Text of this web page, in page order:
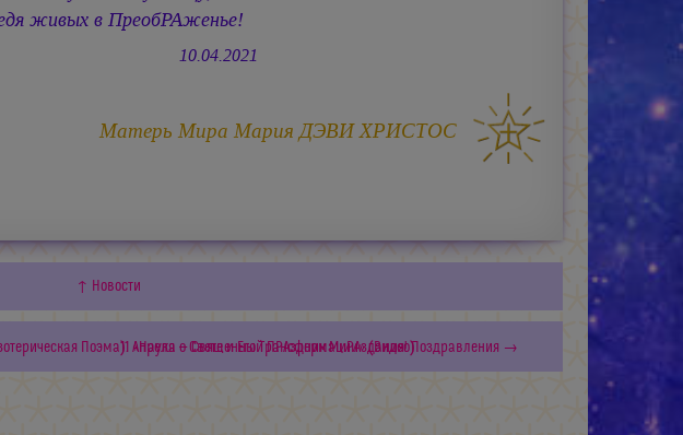
живых в ПреобРАженье!
10.04.2021
Матерь Мира Мария ДЭВИ ХРИСТОС
↑ Новости
Поэма). «Наука о Свете и Его Трансформации» (Видео)
11 Апреля — Священный ПРАздник МиРАздания! Поздравления →